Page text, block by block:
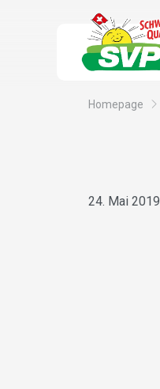
Homepage
24. Mai 2019